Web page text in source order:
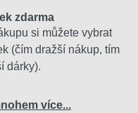
zdarma
si můžete vybrat
(čím dražší nákup, tím
dárky).
více...